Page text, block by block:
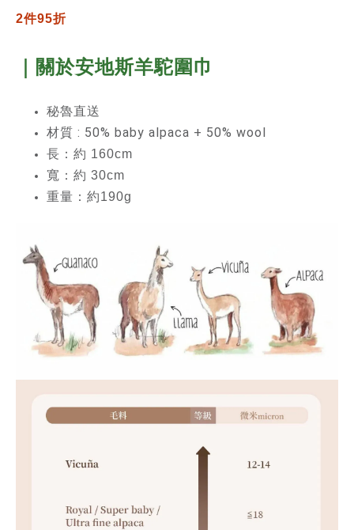
2件95折
｜關於安地斯羊駝圍巾
秘魯直送
材質 : 50% baby alpaca + 50% wool
長：約 160cm
寬：約 30cm
重量：約190g